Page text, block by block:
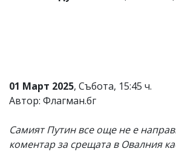
и
редакцията
отговорност
за
01 Март 2025, Събота, 15:45 ч.
Автор: Флагман.бг
Самият Путин все още не е
коментар за срещата в Овалния